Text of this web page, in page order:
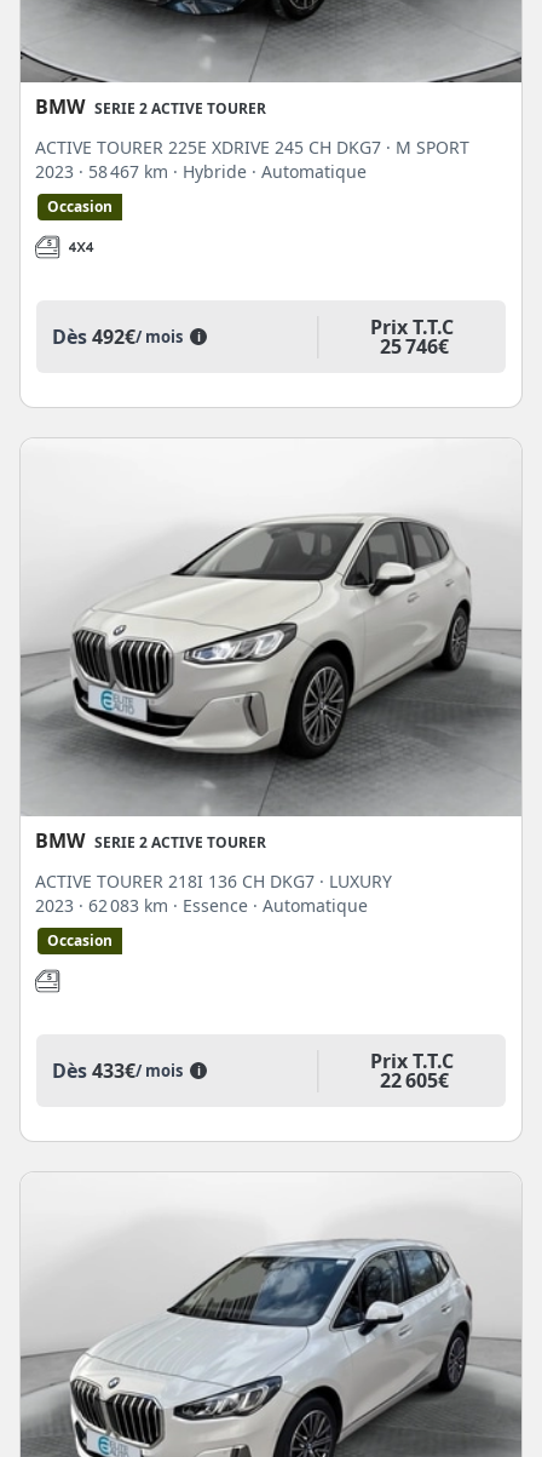
BMW SERIE 2 ACTIVE TOURER
ACTIVE TOURER 225E XDRIVE 245 CH DKG7 · M SPORT
2023 · 58 467 km · Hybride · Automatique
Occasion
Dès492€/ mois i Prix T.T.C
25 746€
BMW SERIE 2 ACTIVE TOURER
ACTIVE TOURER 218I 136 CH DKG7 · LUXURY
2023 · 62 083 km · Essence · Automatique
Occasion
Dès433€/ mois i Prix T.T.C
22 605€